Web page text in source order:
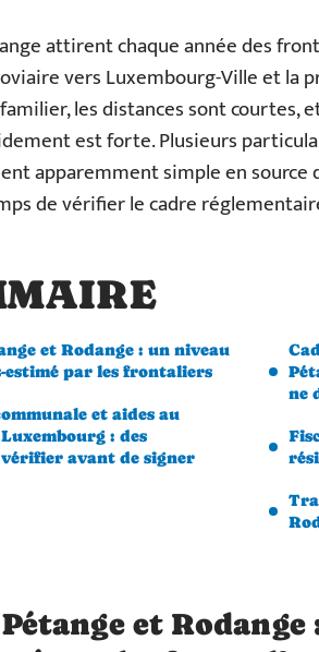
attirent chaque année des
vers Luxembourg-Ville et la
les distances sont courtes,
est forte. Plusieurs
apparemment simple en source
de vérifier le cadre
et Rodange : un niveau
estimé par les frontaliers
et aides au
: des
avant de signer
ne
et